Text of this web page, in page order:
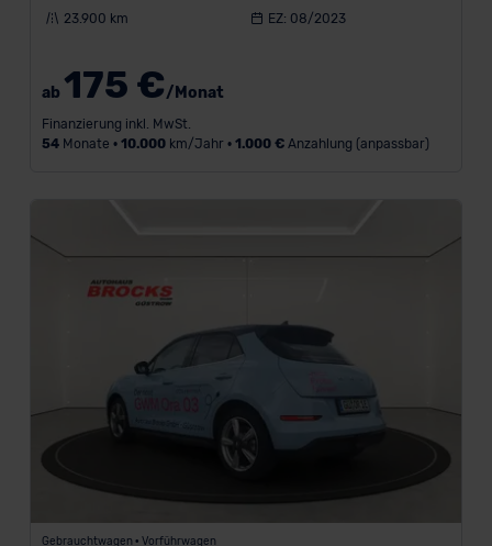
23.900 km
EZ: 08/2023
ab 175 €/Monat
Finanzierung inkl. MwSt.
54Monate • 10.000km/Jahr • 1.000 €Anzahlung (anpassbar)
Gebrauchtwagen • Vorführwagen